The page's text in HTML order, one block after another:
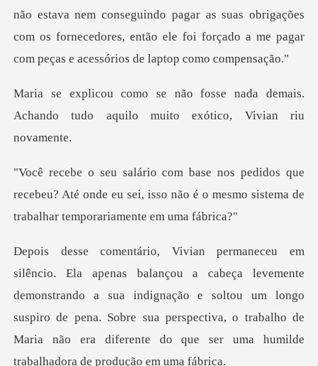
não estava nem cons
nada demais.
Achando tudo aquilo m
e
recebeu? Até onde eu sei, isso não é o mesmo sis
demonstrando a sua indignação e soltou um longo
suspiro de pena. Sobre sua perspectiva, o traba